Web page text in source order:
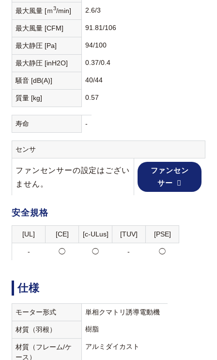
最大風量 [ｍ3/min] 2.6/3
最大風量 [CFM] 91.81/106
最大静圧 [Pa] 94/100
最大静圧 [inH2O] 0.37/0.4
騒音 [dB(A)] 40/44
質量 [kg] 0.57
寿命 -
センサ
ファンセンサーの設定はござい
ません。
ファンセン
サー
安全規格
[UL] [CE] [c-ULus] [TUV] [PSE]
- ◯ ◯ - ◯
仕様
モーター形式 単相クマトリ誘導電動機
材質（羽根） 樹脂
材質（フレーム/ケ
ース）
アルミダイカスト